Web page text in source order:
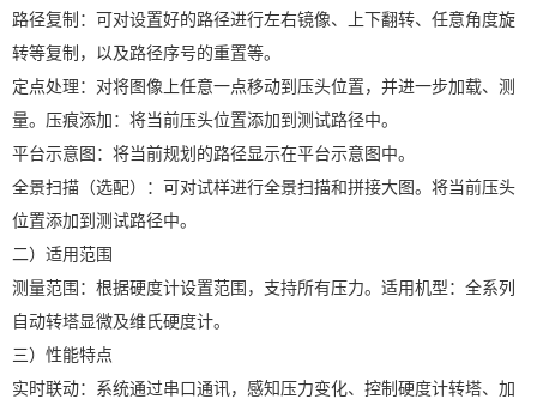
路径复制：可对设置好的路径进行左右镜像、上下翻转、任意角度旋
转等复制，以及路径序号的重置等。
定点处理：对将图像上任意一点移动到压头位置，并进一步加载、测
量。压痕添加：将当前压头位置添加到测试路径中。
平台示意图：将当前规划的路径显示在平台示意图中。
全景扫描（选配）：可对试样进行全景扫描和拼接大图。将当前压头
位置添加到测试路径中。
二）适用范围
测量范围：根据硬度计设置范围，支持所有压力。适用机型：全系列
自动转塔显微及维氏硬度计。
三）性能特点
实时联动：系统通过串口通讯，感知压力变化、控制硬度计转塔、加